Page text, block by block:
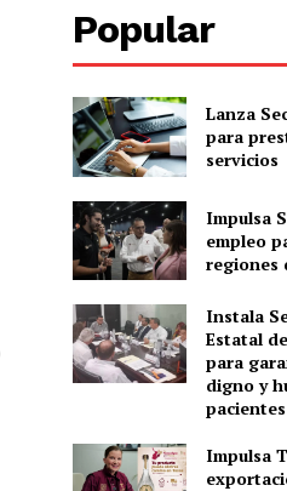
Popular
Lanza
para
servicios
Impulsa
empleo
regiones
Instala
Estatal
para
digno y
pacientes
Impulsa